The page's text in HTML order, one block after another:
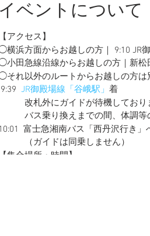
イベントについて
【アクセス】
横浜方面からお越しの方｜ 9:10 JR
小田急線沿線からお越しの方｜新松
それ以外のルートからお越しの方は
9:39 JR御殿場線「谷峨駅」 着
改札外にガイドが待機しており
バス乗り換えまでの間、体調等の
富士急湘南バス「西丹沢行き」
（ガイドは同乗しません）
【集合場所・時間】